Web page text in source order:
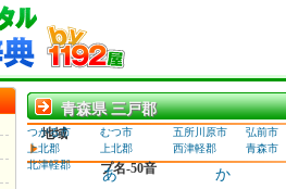
青森県 三戸郡
青森県 三戸郡
地域
つがる市 むつ市 五所川原市
弘前市
上北郡
上北郡 西津軽郡
青森市
北津軽郡
プ名-50音
あ
か